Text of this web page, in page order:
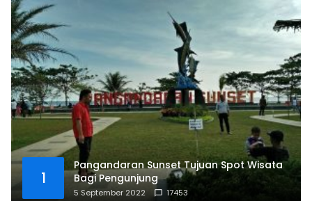
1
Pangandaran Sunset Tujuan Spot Wisata
Bagi Pengunjung
5 September 2022 17453